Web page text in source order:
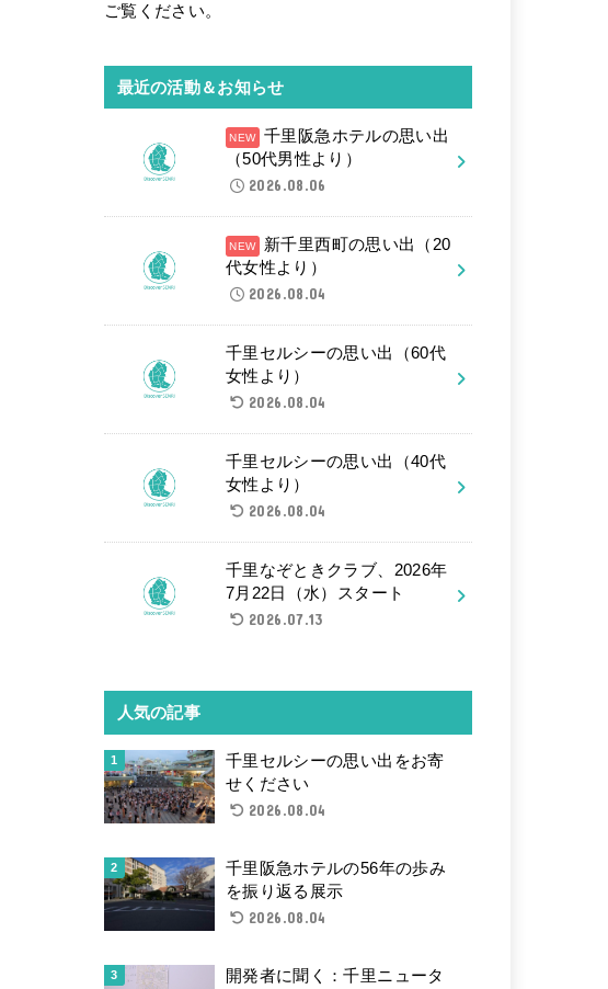
ご覧ください。
最近の活動＆お知らせ
千里阪急ホテルの思い出
（50代男性より）
2026.08.06
新千里西町の思い出（20
代女性より）
2026.08.04
千里セルシーの思い出（60代
女性より）
2026.08.04
千里セルシーの思い出（40代
女性より）
2026.08.04
千里なぞときクラブ、2026年
7月22日（水）スタート
2026.07.13
人気の記事
千里セルシーの思い出をお寄
せください
2026.08.04
千里阪急ホテルの56年の歩み
を振り返る展示
2026.08.04
開発者に聞く：千里ニュータ